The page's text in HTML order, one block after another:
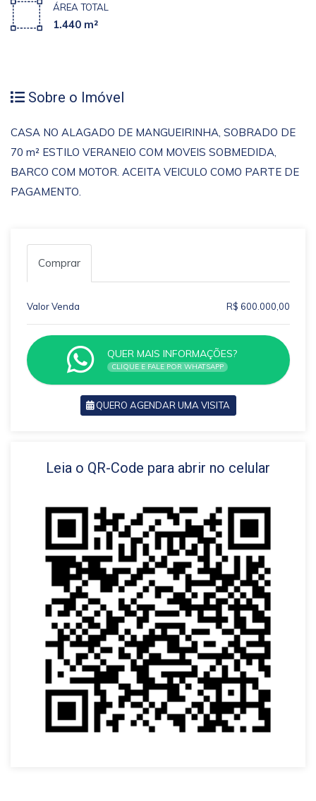
ÁREA TOTAL
1.440 m²
Sobre o Imóvel
CASA NO ALAGADO DE MANGUEIRINHA, SOBRADO DE
70 m² ESTILO VERANEIO COM MOVEIS SOBMEDIDA,
BARCO COM MOTOR. ACEITA VEICULO COMO PARTE DE
PAGAMENTO.
Comprar
Valor Venda R$ 600.000,00
QUER MAIS INFORMAÇÕES?
CLIQUE E FALE POR WHATSAPP
QUERO AGENDAR UMA VISITA
VOLTAR
Leia o QR-Code para abrir no celular